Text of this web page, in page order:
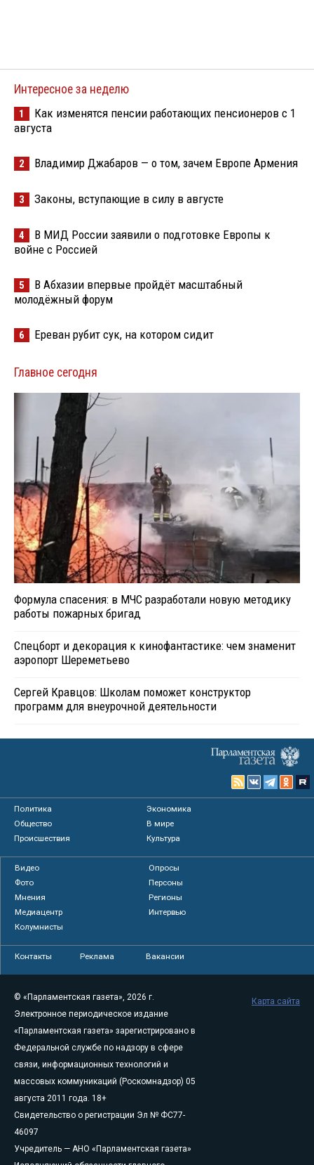
Интересное за неделю
1
Как изменятся пенсии работающих пенсионеров с 1
августа
2 Владимир Джабаров — о том, зачем Европе Армения
3 Законы, вступающие в силу в августе
4
В МИД России заявили о подготовке Европы к
войне с Россией
5
В Абхазии впервые пройдёт масштабный
молодёжный форум
6 Ереван рубит сук, на котором сидит
Главное сегодня
Формула спасения: в МЧС разработали новую методику
работы пожарных бригад
Спецборт и декорация к кинофантастике: чем знаменит
аэропорт Шереметьево
Сергей Кравцов: Школам поможет конструктор
программ для внеурочной деятельности
Политика
Экономика
Общество
В мире
Происшествия
Культура
Видео
Опросы
Фото
Персоны
Мнения
Регионы
Медиацентр
Интервью
Колумнисты
Контакты Реклама Вакансии
© «Парламентская газета», 2026 г.
Электронное периодическое издание
«Парламентская газета» зарегистрировано в
Федеральной службе по надзору в сфере
связи, информационных технологий и
массовых коммуникаций (Роскомнадзор) 05
августа 2011 года. 18+
Свидетельство о регистрации Эл № ФС77-
46097
Учредитель — АНО «Парламентская газета»
Карта сайта